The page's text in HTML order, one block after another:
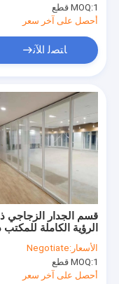
معلومات عنا
جولة في المعمل
اتصل بنا
أخبار
حالات
اطلب اقتباس
سلم حلزوني موفر
MOQ:1 قطع
أحصل على آخر سعر
ﺎﺘﺼﻟ ﺍﻶﻧ
قسم الجدار الزجاجي
الرؤية الكاملة للمكتب
الطبقة المزدوجة
الغرفة
الأسعار:Negotiate
MOQ:1 قطع
أحصل على آخر سعر